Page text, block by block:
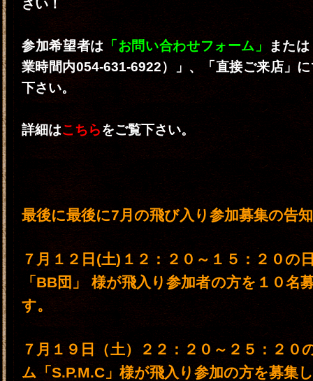
さい！
参加希望者は 「お問い合わせフォーム」
また
業時間内054-631-6922）」、「直接ご来店」
下さい。
詳細はこちらをご覧下さい。
最後に最後に7月の飛び入り参加募集の告
７月１２日(土)１２：２０～１５：２０の
「BB団」 様が飛入り参加者の方を１０名
す。
７月１９日（土）２２：２０～２５：２０
ム「S.P.M.C」様が飛入り参加の方を募集